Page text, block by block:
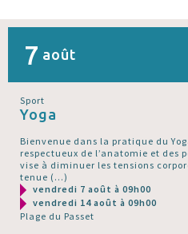
7 août
Sport
Yoga
Bienvenue dans la pratique du
respectueux de l’anatomie et des
vise à diminuer les tensions
tenue (…)
vendredi 7 août à 09h00
vendredi 14 août à 09h00
Plage du Passet